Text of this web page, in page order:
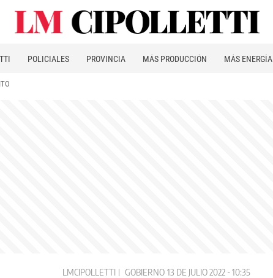
POLICIALES PROVINCIA MÁS PRODUCCIÓN MÁS ENERGÍA
LMCIPOLLETTI GOBIERNO 13 DE JULIO 2022 - 10:35